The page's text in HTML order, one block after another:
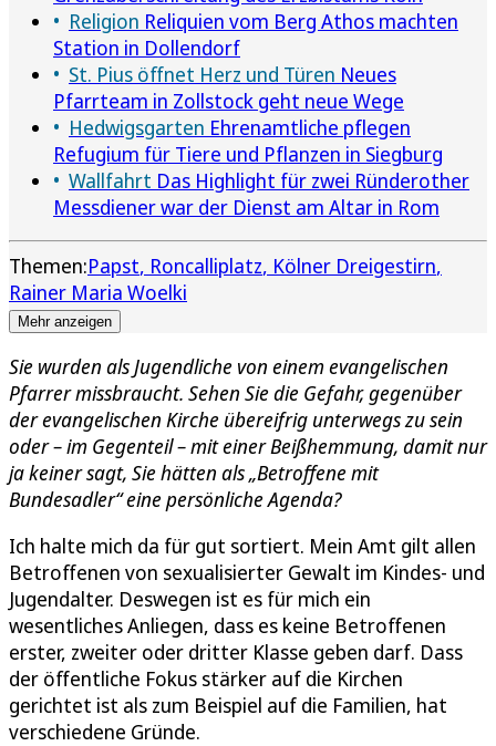
Religion Reliquien vom Berg Athos machten
Station in Dollendorf
St. Pius öffnet Herz und Türen Neues
Pfarrteam in Zollstock geht neue Wege
Hedwigsgarten Ehrenamtliche pflegen
Refugium für Tiere und Pflanzen in Siegburg
Wallfahrt Das Highlight für zwei Ründerother
Messdiener war der Dienst am Altar in Rom
Themen:Papst Roncalliplatz Kölner Dreigestirn
Rainer Maria Woelki
Mehr anzeigen
Sie wurden als Jugendliche von einem evangelischen
Pfarrer missbraucht. Sehen Sie die Gefahr, gegenüber
der evangelischen Kirche übereifrig unterwegs zu sein
oder – im Gegenteil – mit einer Beißhemmung, damit nur
ja keiner sagt, Sie hätten als „Betroffene mit
Bundesadler“ eine persönliche Agenda?
Ich halte mich da für gut sortiert. Mein Amt gilt allen
Betroffenen von sexualisierter Gewalt im Kindes- und
Jugendalter. Deswegen ist es für mich ein
wesentliches Anliegen, dass es keine Betroffenen
erster, zweiter oder dritter Klasse geben darf. Dass
der öffentliche Fokus stärker auf die Kirchen
gerichtet ist als zum Beispiel auf die Familien, hat
verschiedene Gründe.